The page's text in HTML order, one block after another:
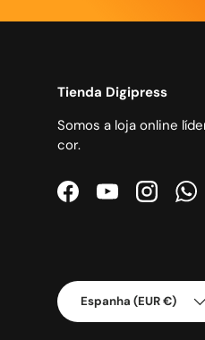
Tienda Digipress
Somos a loja online
cor.
FacebookYouTubeInstagram
País/Região
Espanha (EUR €)